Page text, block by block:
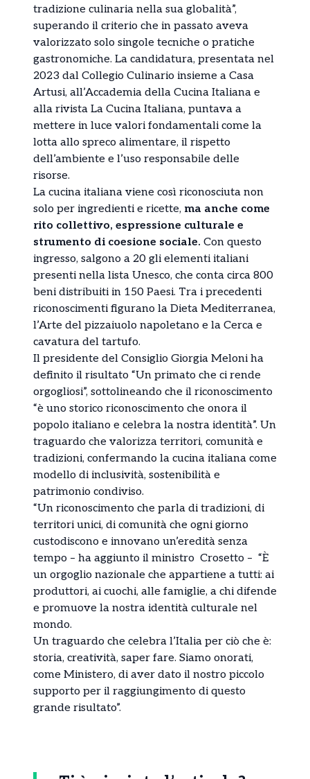
tradizione culinaria nella sua globalità”,
superando il criterio che in passato aveva
valorizzato solo singole tecniche o pratiche
gastronomiche. La candidatura, presentata nel
2023 dal Collegio Culinario insieme a Casa
Artusi, all’Accademia della Cucina Italiana e
alla rivista La Cucina Italiana, puntava a
mettere in luce valori fondamentali come la
lotta allo spreco alimentare, il rispetto
dell’ambiente e l’uso responsabile delle
risorse.
La cucina italiana viene così riconosciuta non
solo per ingredienti e ricette, ma anche come
rito collettivo, espressione culturale e
strumento di coesione sociale. Con questo
ingresso, salgono a 20 gli elementi italiani
presenti nella lista Unesco, che conta circa 800
beni distribuiti in 150 Paesi. Tra i precedenti
riconoscimenti figurano la Dieta Mediterranea,
l’Arte del pizzaiuolo napoletano e la Cerca e
cavatura del tartufo.
Il presidente del Consiglio Giorgia Meloni ha
definito il risultato “Un primato che ci rende
orgogliosi”, sottolineando che il riconoscimento
“è uno storico riconoscimento che onora il
popolo italiano e celebra la nostra identità”. Un
traguardo che valorizza territori, comunità e
tradizioni, confermando la cucina italiana come
modello di inclusività, sostenibilità e
patrimonio condiviso.
“Un riconoscimento che parla di tradizioni, di
territori unici, di comunità che ogni giorno
custodiscono e innovano un’eredità senza
tempo – ha aggiunto il ministro Crosetto – “È
un orgoglio nazionale che appartiene a tutti: ai
produttori, ai cuochi, alle famiglie, a chi difende
e promuove la nostra identità culturale nel
mondo.
Un traguardo che celebra l’Italia per ciò che è:
storia, creatività, saper fare. Siamo onorati,
come Ministero, di aver dato il nostro piccolo
supporto per il raggiungimento di questo
grande risultato”.